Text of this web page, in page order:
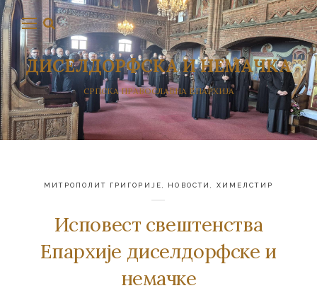
ДИСЕЛДОРФСКА И НЕМАЧКА
СРПСКА ПРАВОСЛАВНА ЕПАРХИЈА
МИТРОПОЛИТ ГРИГОРИЈЕ НОВОСТИ ХИМЕЛСТИР
Исповест свештенства
Епархије диселдорфске и
немачке